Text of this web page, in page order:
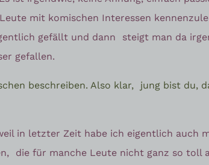
mit komischen Interessen
gefällt und dann
steigt man da
gefallen.
beschreiben. Also klar,
jung bist du,
in letzter Zeit habe ich eigentlich auch
die für manche Leute nicht ganz so toll